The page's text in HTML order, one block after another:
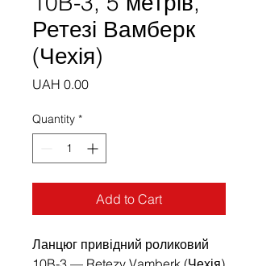
Ретезі Вамберк
(Чехія)
UAH 0.00Price
Quantity *
Add to Cart
Ланцюг привідний роликовий